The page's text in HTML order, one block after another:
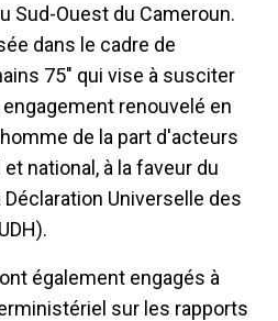
Sud-Ouest du Cameroun.
dans le cadre de
75" qui vise à susciter
renouvelé en
de la part d'acteurs
national, à la faveur du
Universelle des
également engagés à
sur les rapports